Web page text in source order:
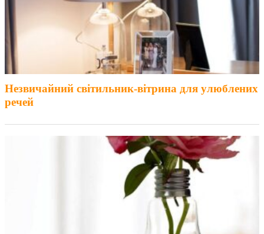
Незвичайний світильник-вітрина для улюблених
речей